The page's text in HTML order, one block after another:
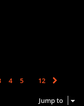
4 5 12
Jump to